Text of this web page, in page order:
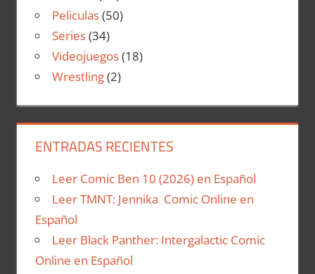
Peliculas(50)
Series(34)
Videojuegos(18)
Wrestling(2)
ENTRADAS RECIENTES
Leer Comic Ben 10 (2026) en Español
Leer TMNT: Jennika Comic Online en
Español
Leer Black Panther: Intergalactic Comic
Online en Español